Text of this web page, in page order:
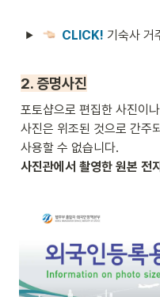
CLICK! 기숙사 거
2. 증명사진
포토샵으로 편집한 사진이
사진은 위조된 것으로 간주
사진관에서 촬영한 원본 전